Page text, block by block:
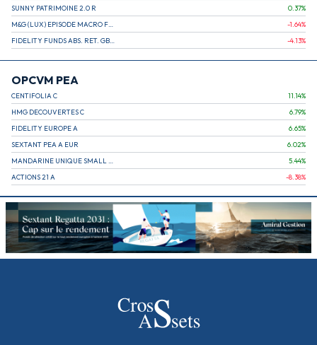
SUNNY PATRIMOINE 2.0 R
0.37%
-1.64%
-4.13%
OPCVM PEA
CENTIFOLIA C 11.14%
HMG DECOUVERTES C
6.79%
FIDELITY EUROPE A
6.65%
SEXTANT PEA A EUR
6.02%
5.44%
ACTIONS 21 A
-8.38%